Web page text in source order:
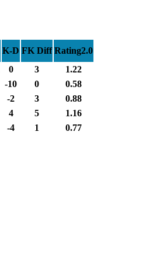
K-D FK Diff Rating2.0
0 3
1.22
-10 0
0.58
-2 3
0.88
4 5
1.16
-4 1 0.77